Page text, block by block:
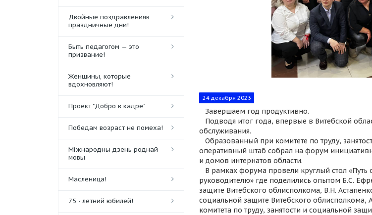
Двойные поздравленияв
праздничные дни!
Быть педагогом — это
призвание!
Женщины, которые
вдохновляют!
Проект "Добро в кадре"
Победам возраст не помеха!
Міжнародны дзень роднай
мовы
Масленица!
75 - летний юбилей!
24 декабря 2023
Завершаем год продуктивно.
Подводя итог года, впервые в Витебской
обслуживания.
Образованный при комитете по труду,
оперативный штаб собрал на форум
и домов интернатов области.
В рамках форума провели круглый стол
руководителю» где поделились опытом Б.С.
защите Витебского облисполкома, В.Н.
социальной защите Витебского
комитета по труду, занятости и социальной